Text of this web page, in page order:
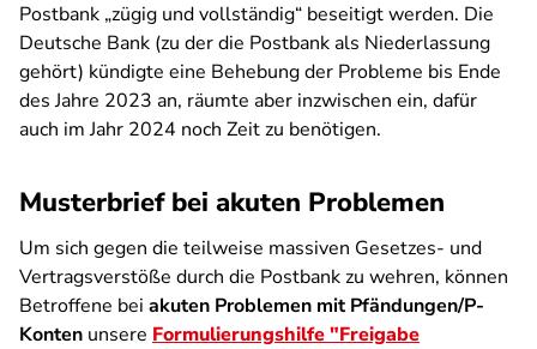
Postbank „zügig und vollständig“ beseitigt werden. Die
Deutsche Bank (zu der die Postbank als Niederlassung
gehört) kündigte eine Behebung der Probleme bis Ende
des Jahre 2023 an, räumte aber inzwischen ein, dafür
auch im Jahr 2024 noch Zeit zu benötigen.
Musterbrief bei akuten Problemen
Um sich gegen die teilweise massiven Gesetzes- und
Vertragsverstöße durch die Postbank zu wehren, können
Betroffene bei akuten Problemen mit Pfändungen/P-
Konten unsere Formulierungshilfe "Freigabe